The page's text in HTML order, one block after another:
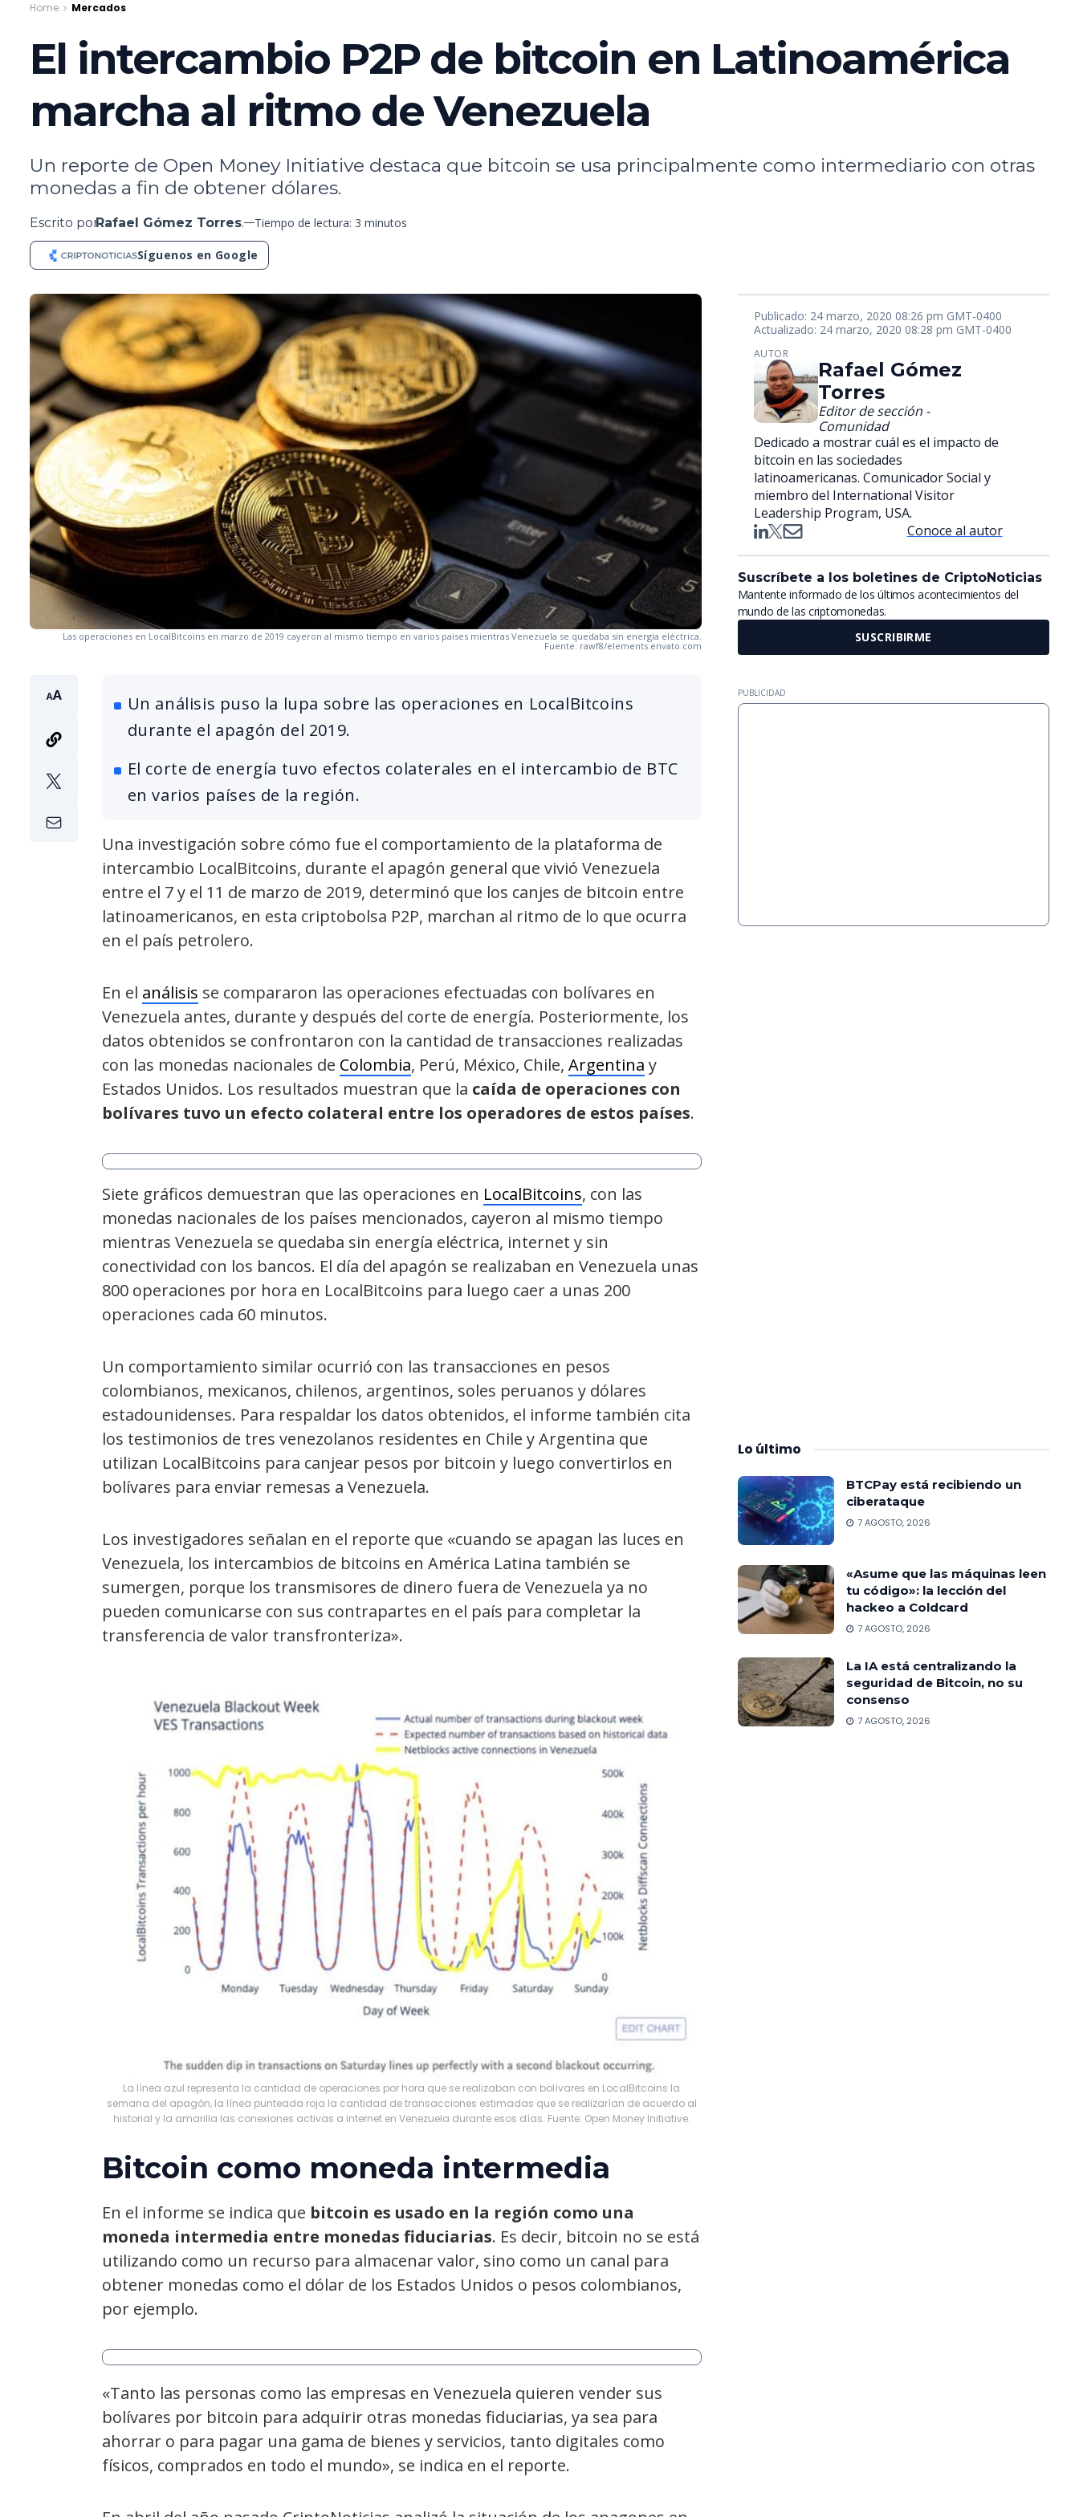
Home Mercados
El intercambio P2P de bitcoin en Latinoamérica
marcha al ritmo de Venezuela
Un reporte de Open Money Initiative destaca que bitcoin se usa principalmente como intermediario con otras
monedas a fin de obtener dólares.
Escrito porRafael Gómez Torres. Tiempo de lectura: 3 minutos
Síguenos en Google
Las operaciones en LocalBitcoins en marzo de 2019 cayeron al mismo tiempo en varios países mientras Venezuela se quedaba sin energía eléctrica.
Fuente: rawf8/elements.envato.com
Un análisis puso la lupa sobre las operaciones en LocalBitcoins
durante el apagón del 2019.
El corte de energía tuvo efectos colaterales en el intercambio de BTC
en varios países de la región.
Una investigación sobre cómo fue el comportamiento de la plataforma de
intercambio LocalBitcoins, durante el apagón general que vivió Venezuela
entre el 7 y el 11 de marzo de 2019, determinó que los canjes de bitcoin entre
latinoamericanos, en esta criptobolsa P2P, marchan al ritmo de lo que ocurra
en el país petrolero.
En el análisis se compararon las operaciones efectuadas con bolívares en
Venezuela antes, durante y después del corte de energía. Posteriormente, los
datos obtenidos se confrontaron con la cantidad de transacciones realizadas
con las monedas nacionales de Colombia, Perú, México, Chile, Argentina y
Estados Unidos. Los resultados muestran que la caída de operaciones con
bolívares tuvo un efecto colateral entre los operadores de estos países.
Siete gráficos demuestran que las operaciones en LocalBitcoins, con las
monedas nacionales de los países mencionados, cayeron al mismo tiempo
mientras Venezuela se quedaba sin energía eléctrica, internet y sin
conectividad con los bancos. El día del apagón se realizaban en Venezuela unas
800 operaciones por hora en LocalBitcoins para luego caer a unas 200
operaciones cada 60 minutos.
Un comportamiento similar ocurrió con las transacciones en pesos
colombianos, mexicanos, chilenos, argentinos, soles peruanos y dólares
estadounidenses. Para respaldar los datos obtenidos, el informe también cita
los testimonios de tres venezolanos residentes en Chile y Argentina que
utilizan LocalBitcoins para canjear pesos por bitcoin y luego convertirlos en
bolívares para enviar remesas a Venezuela.
Los investigadores señalan en el reporte que «cuando se apagan las luces en
Venezuela, los intercambios de bitcoins en América Latina también se
sumergen, porque los transmisores de dinero fuera de Venezuela ya no
pueden comunicarse con sus contrapartes en el país para completar la
transferencia de valor transfronteriza».
La línea azul representa la cantidad de operaciones por hora que se realizaban con bolívares en LocalBitcoins la
semana del apagón, la línea punteada roja la cantidad de transacciones estimadas que se realizarían de acuerdo al
historial y la amarilla las conexiones activas a internet en Venezuela durante esos días. Fuente: Open Money Initiative.
Bitcoin como moneda intermedia
En el informe se indica que bitcoin es usado en la región como una
moneda intermedia entre monedas fiduciarias. Es decir, bitcoin no se está
utilizando como un recurso para almacenar valor, sino como un canal para
obtener monedas como el dólar de los Estados Unidos o pesos colombianos,
por ejemplo.
«Tanto las personas como las empresas en Venezuela quieren vender sus
bolívares por bitcoin para adquirir otras monedas fiduciarias, ya sea para
ahorrar o para pagar una gama de bienes y servicios, tanto digitales como
físicos, comprados en todo el mundo», se indica en el reporte.
Publicado: 24 marzo, 2020 08:26 pm GMT-0400
Actualizado: 24 marzo, 2020 08:28 pm GMT-0400
AUTOR
Rafael Gómez
Torres
Editor de sección -
Comunidad
Dedicado a mostrar cuál es el impacto de
bitcoin en las sociedades
latinoamericanas. Comunicador Social y
miembro del International Visitor
Leadership Program, USA.
Conoce al autor
Suscríbete a los boletines de CriptoNoticias
Mantente informado de los últimos acontecimientos del
mundo de las criptomonedas.
SUSCRIBIRME
PUBLICIDAD
Lo último
BTCPay está recibiendo un
ciberataque
7 AGOSTO, 2026
«Asume que las máquinas leen
tu código»: la lección del
hackeo a Coldcard
7 AGOSTO, 2026
La IA está centralizando la
seguridad de Bitcoin, no su
consenso
7 AGOSTO, 2026